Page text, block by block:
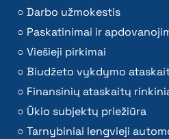
Darbo užmokestis
Paskatinimai ir
Viešieji pirkimai
Biudžeto vykdymo
Finansinių ataskaitų
Ūkio subjektų priežiūra
Tarnybiniai lengvieji